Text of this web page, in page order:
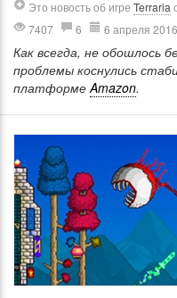
Это новость об игре Terraria
7407
6 6 апреля 2016
Как всегда, не обошлось
проблемы коснулись
платформеAmazon.